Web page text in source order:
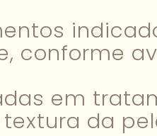
conforme
em
da